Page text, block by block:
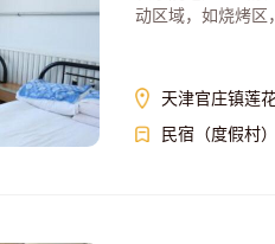
动区域，如烧烤区
天津官庄镇莲
民宿（度假村